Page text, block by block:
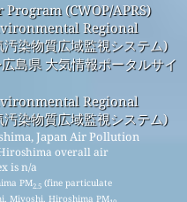
(CWOP/APRS)
Regional
染物質広域監視システム)
島県 大気情報ポータルサイ
Regional
染物質広域監視システム)
Japan Air Pollution
overall air
is n/a
PM2.5 (fine particulate
Miyoshi, Hiroshima PM